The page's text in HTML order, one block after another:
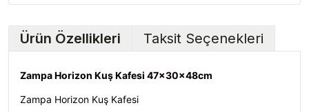
Ürün Özellikleri Taksit Seçenekleri
Zampa Horizon Kuş Kafesi 47x30x48cm
Zampa Horizon Kuş Kafesi